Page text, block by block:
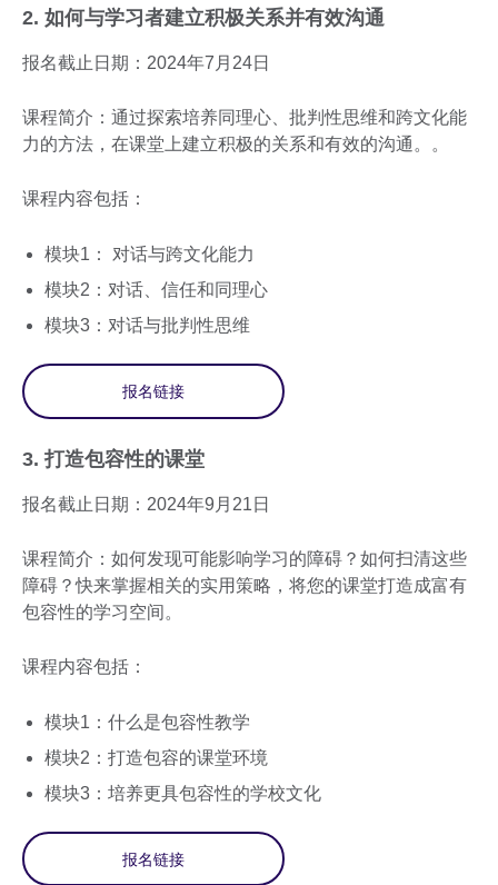
2. 如何与学习者建立积极关系并有效沟通
报名截止日期：2024年7月24日
课程简介：通过探索培养同理心、批判性思维和跨文化能
力的方法，在课堂上建立积极的关系和有效的沟通。。
课程内容包括：
模块1： 对话与跨文化能力
模块2：对话、信任和同理心
模块3：对话与批判性思维
报名链接
3. 打造包容性的课堂
报名截止日期：2024年9月21日
课程简介：如何发现可能影响学习的障碍？如何扫清这些
障碍？快来掌握相关的实用策略，将您的课堂打造成富有
包容性的学习空间。
课程内容包括：
模块1：什么是包容性教学
模块2：打造包容的课堂环境
模块3：培养更具包容性的学校文化
报名链接